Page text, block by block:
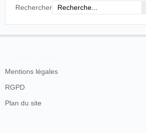
Rechercher
Mentions légales
RGPD
Plan du site